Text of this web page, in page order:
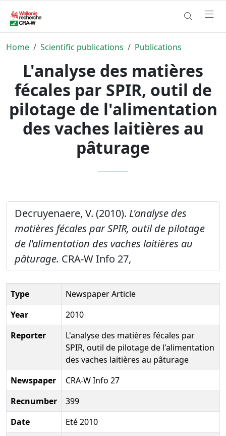
Home Scientific publications Publications
L'analyse des matières
fécales par SPIR, outil de
pilotage de l'alimentation
des vaches laitières au
pâturage
Decruyenaere, V. (2010). L'analyse des
matières fécales par SPIR, outil de pilotage
de l'alimentation des vaches laitières au
pâturage. CRA-W Info 27,
Type
Newspaper Article
Year
2010
Reporter
L'analyse des matières fécales par
SPIR, outil de pilotage de l'alimentation
des vaches laitières au pâturage
Newspaper
CRA-W Info 27
Recnumber
399
Date
Eté 2010